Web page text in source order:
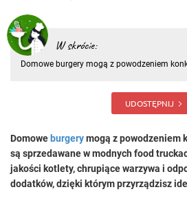
W skrócie:
Domowe burgery mogą z powodzeniem
dzięki którym przyrządzisz idealnego
UDOSTĘPNIJ
Domowe burgerymogą z powodzeniem
są sprzedawane w modnych food
jakości kotlety, chrupiące warzywa i
dodatków, dzięki którym przyrządzisz